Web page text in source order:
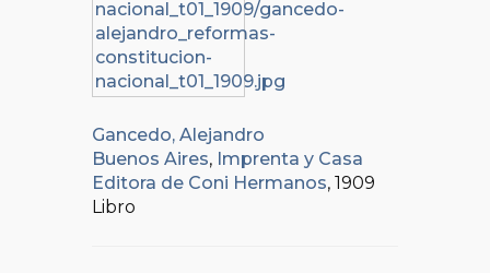
Gancedo, Alejandro
Buenos Aires, Imprenta y Casa
Editora de Coni Hermanos, 1909
Libro